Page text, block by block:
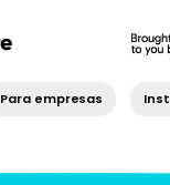
Para empresas